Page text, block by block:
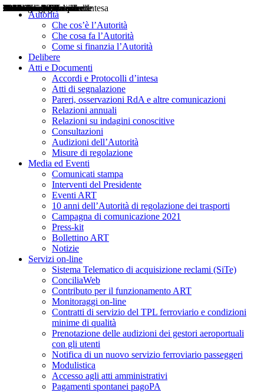
Autorità
Che cos’è l’Autorità
Che cosa fa l’Autorità
Come si finanzia l’Autorità
Delibere
Atti e Documenti
Accordi e Protocolli d’intesa
Atti di segnalazione
Pareri, osservazioni RdA e altre comunicazioni
Relazioni annuali
Relazioni su indagini conoscitive
Consultazioni
Audizioni dell’Autorità
Misure di regolazione
Media ed Eventi
Comunicati stampa
Interventi del Presidente
Eventi ART
10 anni dell’Autorità di regolazione dei trasporti
Campagna di comunicazione 2021
Press-kit
Bollettino ART
Notizie
Servizi on-line
Sistema Telematico di acquisizione reclami (SiTe)
ConciliaWeb
Contributo per il funzionamento ART
Monitoraggi on-line
Contratti di servizio del TPL ferroviario e condizioni
minime di qualità
Prenotazione delle audizioni dei gestori aeroportuali
con gli utenti
Notifica di un nuovo servizio ferroviario passeggeri
Modulistica
Accesso agli atti amministrativi
Pagamenti spontanei pagoPA
Delibere
Pareri
Consultazioni
Audizioni
Atti di Segnalazione
Accordi e Protocolli d'Intesa
Relazioni annuali
Misure di regolazione
Notizie
Comunicati Stampa
Bollettini ART
Convegni ART
Interviste del Presidente
Articoli in primo piano
Interventi del Presidente
2004
2005
2010
2013
2014
2015
2016
2017
2018
2019
202
2020
2021
2022
2023
2024
2025
2026
Aereo
Marittimo
Terrestre